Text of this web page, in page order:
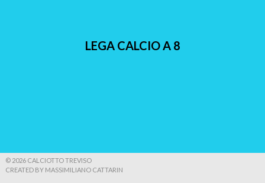
LEGA CALCIO A 8
© 2026 CALCIOTTO TREVISO
CREATED BY MASSIMILIANO CATTARIN